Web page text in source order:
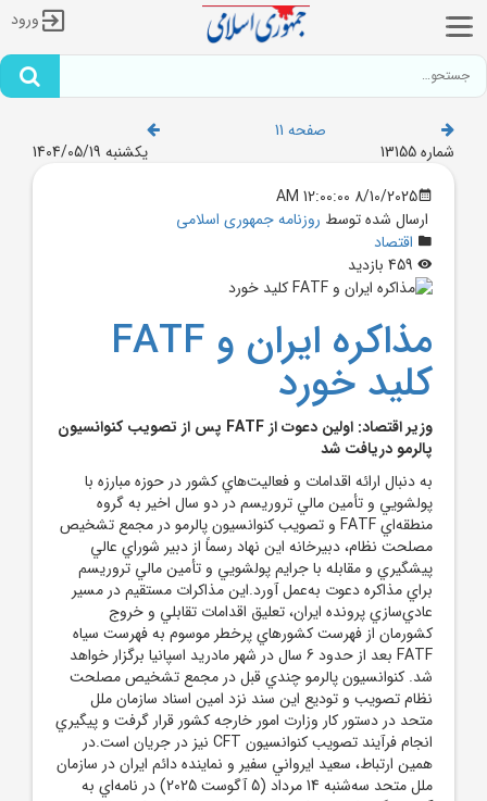
ورود
صفحه 11
شماره 13155
یکشنبه 1404/05/19
8/10/2025 12:00:00 AM
ارسال شده توسط روزنامه جمهوری اسلامی
اقتصاد
مذاکره ايران و FATF
کليد خورد
وزير اقتصاد: اولين دعوت از FATF پس از تصويب کنوانسيون
پالرمو دريافت شد
به دنبال ارائه اقدامات و فعاليت‌هاي کشور در حوزه مبارزه با
پولشويي و تأمين مالي تروريسم در دو سال اخير به گروه
منطقه‌اي FATF و تصويب کنوانسيون پالرمو در مجمع تشخيص
مصلحت نظام، دبيرخانه اين نهاد رسماً از دبير شوراي عالي
پيشگيري و مقابله با جرايم پولشويي و تأمين مالي تروريسم
براي مذاکره دعوت به‌عمل آورد.اين مذاکرات مستقيم در مسير
عادي‌سازي پرونده ايران، تعليق اقدامات تقابلي و خروج
کشورمان از فهرست کشورهاي پرخطر موسوم به فهرست سياه
FATF بعد از حدود 6 سال در شهر مادريد اسپانيا برگزار خواهد
شد. کنوانسيون پالرمو چندي قبل در مجمع تشخيص مصلحت
نظام تصويب و توديع اين سند نزد امين اسناد سازمان ملل
متحد در دستور کار وزارت امور خارجه کشور قرار گرفت و پيگيري
انجام فرآيند تصويب کنوانسيون CFT نيز در جريان است.در
همين ارتباط، سعيد ايرواني سفير و نماينده دائم ايران در سازمان
ملل متحد سه‌شنبه 14 مرداد (5 آگوست 2025) در نامه‌اي به